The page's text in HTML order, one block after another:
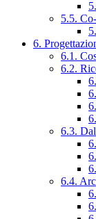
5.5.
6.
6.1.
6.2.
6.3.
6.4.